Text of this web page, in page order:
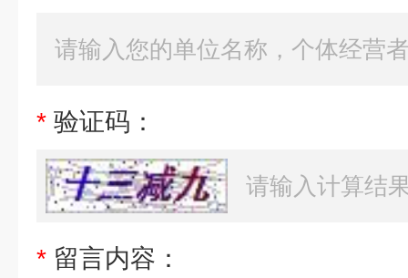
* 验证码：
* 留言内容：